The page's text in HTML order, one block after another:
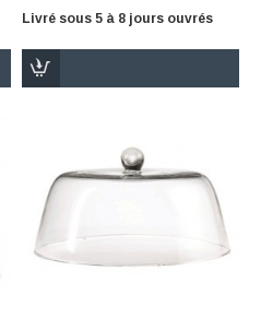
Livré sous 5 à 8 jours ouvrés